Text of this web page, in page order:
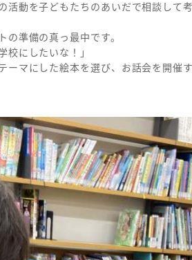
活動を子どもたちのあいだで相談して
の準備の真っ最中です。
校にしたいな！」
ーマにした絵本を選び、お話会を開催